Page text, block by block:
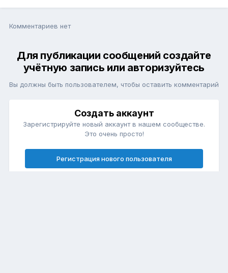
Комментариев нет
Для публикации сообщений создайте
учётную запись или авторизуйтесь
Вы должны быть пользователем, чтобы оставить комментарий
Создать аккаунт
Зарегистрируйте новый аккаунт в нашем сообществе.
Это очень просто!
Регистрация нового пользователя